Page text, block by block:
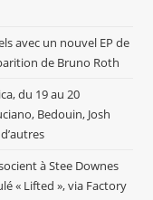
avec un nouvel EP de
de Bruno Roth
du 19 au 20
Bedouin, Josh
à Stee Downes
« Lifted », via Factory